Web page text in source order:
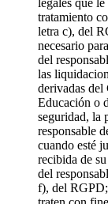
tratamiento
letra c), del
necesario
del
las
derivadas
Educación o
seguridad, la
responsable
cuando esté
recibida de
del
f), del RGPD;